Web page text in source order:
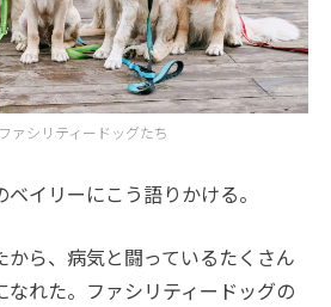
ァシリティードッグたち
イリーにこう語りかける。
から、病気と闘っているたくさん
なれた。ファシリティードッグの